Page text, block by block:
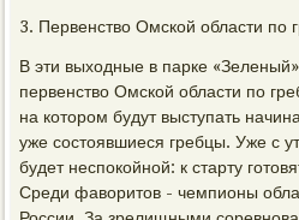
3. Первенство Омской области по
В эти выходные в парке
первенство Омской области по
на котором будут выступать
уже состоявшиеся гребцы. Уже с
будет неспокойной: к старту
Среди фаворитов - чемпионы